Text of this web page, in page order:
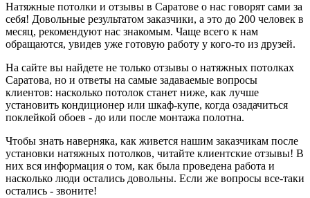
Натяжные потолки и отзывы в Саратове о нас говорят сами за
себя! Довольные результатом заказчики, а это до 200 человек в
месяц, рекомендуют нас знакомым. Чаще всего к нам
обращаются, увидев уже готовую работу у кого-то из друзей.
На сайте вы найдете не только отзывы о натяжных потолках
Саратова, но и ответы на самые задаваемые вопросы
клиентов: насколько потолок станет ниже, как лучше
установить кондиционер или шкаф-купе, когда озадачиться
поклейкой обоев - до или после монтажа полотна.
Чтобы знать наверняка, как живется нашим заказчикам после
установки натяжных потолков, читайте клиентские отзывы! В
них вся информация о том, как была проведена работа и
насколько люди остались довольны. Если же вопросы все-таки
остались - звоните!